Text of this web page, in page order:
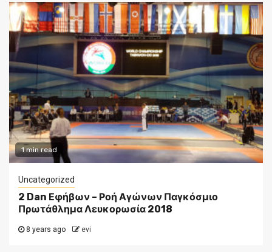
1 min read
Uncategorized
2 Dan Εφήβων – Ροή Αγώνων Παγκόσμιο
Πρωτάθλημα Λευκορωσία 2018
8 years ago evi